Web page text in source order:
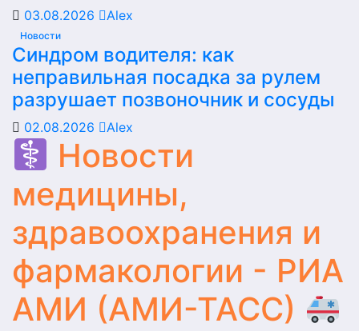
03.08.2026 Alex
Новости
Синдром водителя: как
неправильная посадка за рулем
разрушает позвоночник и сосуды
02.08.2026 Alex
Новости
медицины,
здравоохранения и
фармакологии - РИА
АМИ (АМИ-ТАСС)